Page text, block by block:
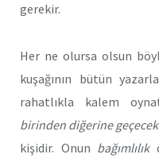
gerekir.
Her ne olursa olsun
kuşağının bütün
rahatlıkla kalem
birinden diğerine
kişidir. Onun bağımlılık